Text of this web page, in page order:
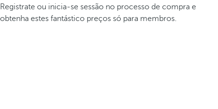
Registrate ou inicia-se sessão no processo de compra e
obtenha estes fantástico preços só para membros.